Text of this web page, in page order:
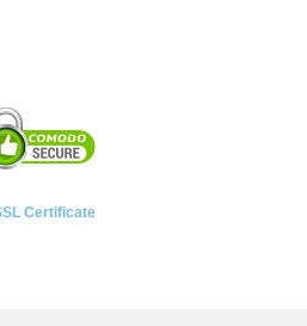
Certificate